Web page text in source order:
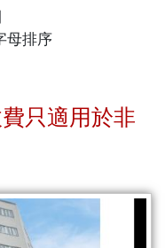
母排序
只適用於非